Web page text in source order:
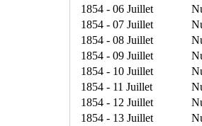
1854 - 06 Juillet
1854 - 07 Juillet
1854 - 08 Juillet
1854 - 09 Juillet
1854 - 10 Juillet
1854 - 11 Juillet
1854 - 12 Juillet
1854 - 13 Juillet